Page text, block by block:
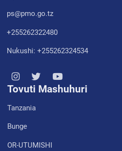
ps@pmo.go.tz
+255262322480
Nukushi: +255262324534
Tovuti Mashuhuri
Tanzania
Bunge
OR-UTUMISHI